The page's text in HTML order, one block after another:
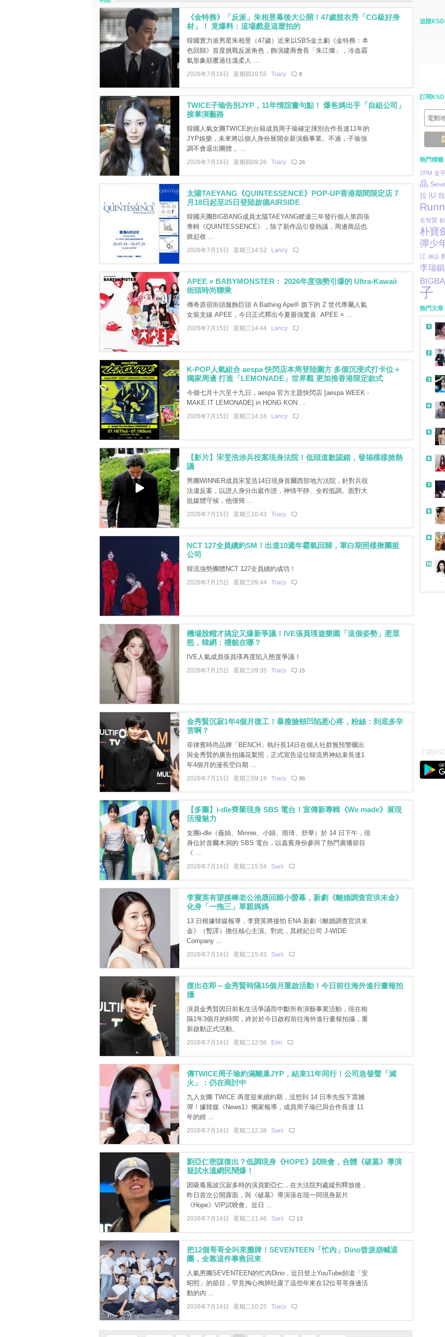
《金特務》「反派」朱相昱幕後大公開！47歲脫衣秀「CG級好身
材」！ 竟爆料：這場戲是這麼拍的
韓國實力派男星朱相昱（47歲）近來以SBS金土劇《金特務：本
色回歸》首度挑戰反派角色，飾演建商會長「朱江燦」，冷血霸
氣形象顛覆過往溫柔人 ...
2026年7月16日 星期四10:55 Tracy 8
TWICE子瑜告別JYP，11年情誼畫句點！ 爆爸媽出手「自組公司」
接掌演藝路
韓國人氣女團TWICE的台籍成員周子瑜確定揮別合作長達11年的
JYP娛樂，未來將以個人身份展開全新演藝事業。不過，子瑜強
調不會退出團體， ...
2026年7月16日 星期四09:26 Tracy 26
太陽TAEYANG《QUINTESSENCE》POP-UP香港期間限定店 7
月18日起至25日登陸啟德AIRSIDE
韓國天團BIGBANG成員太陽TAEYANG睽違三年發行個人第四張
專輯《QUINTESSENCE》，除了新作品引發熱議，周邊商品也
掀起收 ...
2026年7月15日 星期三14:52 Lancy
APEE × BABYMONSTER： 2026年度強勢引爆的 Ultra-Kawaii
街頭時尚聯乘
傳奇原宿街頭服飾巨頭 A Bathing Ape® 旗下的 Z 世代專屬人氣
女裝支線 APEE，今日正式釋出今夏最強驚喜: APEE × ...
2026年7月15日 星期三14:44 Lancy
K-POP人氣組合 aespa 快閃店本周登陸圍方 多個沉浸式打卡位＋
獨家周邊 打造「LEMONADE」世界觀 更加推香港限定款式
今個七月十六至十九日，aespa 官方主題快閃店 [aespa WEEK -
MAKE IT LEMONADE] in HONG KON ...
2026年7月15日 星期三14:16 Lancy
【影片】宋旻浩涉兵役案現身法院！低頭道歉認錯，發福模樣掀熱
議
男團WINNER成員宋旻浩14日現身首爾西部地方法院，針對兵役
法違反案，以證人身分出庭作證，神情平靜、全程低調。面對大
批媒體守候，他僅簡 ...
2026年7月15日 星期三10:43 Tracy
NCT 127全員續約SM！出道10週年霸氣回歸，軍白期照樣揪團挺
公司
韓流強勢團體NCT 127全員續約成功！
2026年7月15日 星期三09:44 Tracy
機場脫帽才搞定又爆新爭議！IVE張員瑛遊樂園「這個姿勢」惹眾
怒，韓網：禮貌在哪？
IVE人氣成員張員瑛再度陷入態度爭議！
2026年7月15日 星期三09:35 Tracy 15
金秀賢沉寂1年4個月復工！暴瘦臉頰凹陷惹心疼，粉絲：到底多辛
苦啊？
菲律賓時尚品牌「BENCH」執行長14日在個人社群無預警曬出
與金秀賢的廣告拍攝花絮照，正式宣告這位韓流男神結束長達1
年4個月的漫長空白期 ...
2026年7月15日 星期三09:19 Tracy 86
【多圖】i-dle齊聚現身 SBS 電台！宣傳新專輯《We made》展現
活潑魅力
女團i-dle（薇娟、Minnie、小娟、雨琦、舒華）於 14 日下午，現
身位於首爾木洞的 SBS 電台，以嘉賓身份參與了熱門廣播節目
《 ...
2026年7月14日 星期二15:54 Sani
李寶英有望接棒老公池晟回歸小螢幕，新劇《離婚調查官洪末金》
化身「一拖三」單親媽媽
13 日根據韓媒報導，李寶英將接拍 ENA 新劇《離婚調查官洪末
金》（暫譯）擔任核心主演。對此，其經紀公司 J-WIDE
Company ...
2026年7月14日 星期二15:43 Sani
復出在即～金秀賢時隔15個月重啟活動！今日前往海外進行畫報拍
攝
演員金秀賢因日前私生活爭議而中斷所有演藝事業活動，現在相
隔1年3個月的時間，終於於今日啟程前往海外進行畫報拍攝，重
新啟動正式活動。
2026年7月14日 星期二12:56 Erin
傳TWICE周子瑜約滿離巢JYP，結束11年同行！公司急發聲「滅
火」：仍在商討中
九人女團 TWICE 再度迎來續約期，沒想到 14 日率先投下震撼
彈！據韓媒《News1》獨家報導，成員周子瑜已與合作長達 11
年的經 ...
2026年7月14日 星期二12:38 Sani
劉亞仁密謀復出？低調現身《HOPE》試映會，合體《破墓》導演
疑試水溫網民鬧爆！
因吸毒風波沉寂多時的演員劉亞仁，在大法院判處緩刑釋放後，
昨日首次公開露面，與《破墓》導演張在現一同現身新片
《Hope》VIP試映會。近日 ...
2026年7月14日 星期二11:46 Sani 13
把12個哥哥全叫來攤牌！SEVENTEEN「忙內」Dino曾淚崩喊退
團，全靠這件事救回來
人氣男團SEVENTEEN的忙內Dino，近日登上YouTube頻道「安
昭熙」的節目，罕見掏心掏肺吐露了這些年來在12位哥哥身邊活
動的內 ...
2026年7月14日 星期二10:25 Tracy
追蹤KSD
訂閱KSD
熱門標籤
2PM 金
晶
拉 IU
全智賢
朴寶
彈少
江 神話
李瑞鎮
子
熱門文章
帶
下載